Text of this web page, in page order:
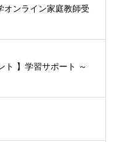
オンライン家庭教師受
ト 】学習サポート ～